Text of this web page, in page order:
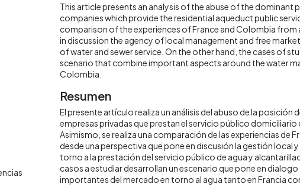
This article presents an analysis of the abuse of the dominant
companies which provide the residential aqueduct public
comparison of the experiences of France and Colombia from
in discussion the agency of local management and free
of water and sewer service. On the other hand, the cases of
scenario that combine important aspects around the water
Colombia.
Resumen
El presente artículo realiza un análisis del abuso de la posición
empresas privadas que prestan el servicio público domiciliario
Asimismo, se realiza una comparación de las experiencias de
desde una perspectiva que pone en discusión la gestión local
torno a la prestación del servicio público de agua y
casos a estudiar desarrollan un escenario que pone en
importantes del mercado en torno al agua tanto en Francia